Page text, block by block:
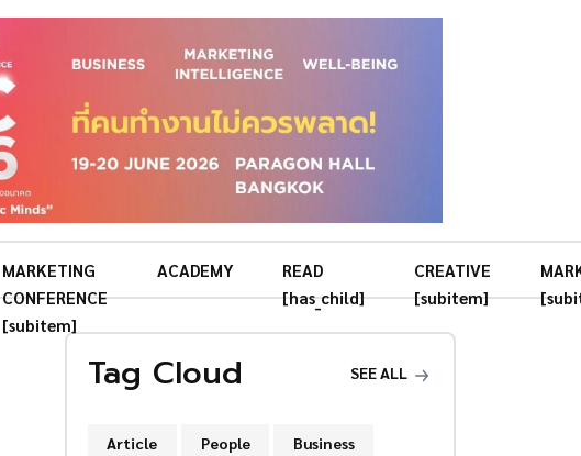
MARKETING
CONFERENCE
[subitem]
ACADEMY
READ
[has_child]
CREATIVE
[subitem]
Tag Cloud SEE ALL
Article People Business